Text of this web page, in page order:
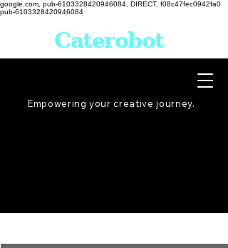
google.com, pub-6103328420946084, DIRECT, f08c47fec0942fa0
pub-6103328420946084
Empowering your creative journey.
Caterobot